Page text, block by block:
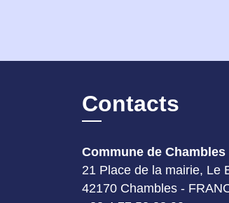
Contacts
Commune de Chambles
21 Place de la mairie, Le
42170 Chambles -